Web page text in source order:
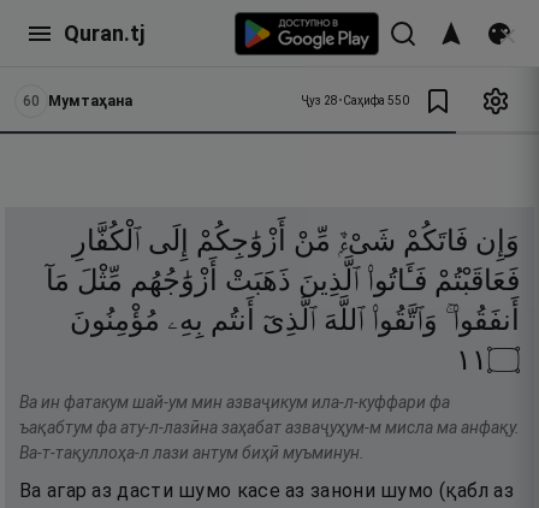
Quran.tj
60 Мумтаҳана Ҷуз 28•Саҳифа 550
وَإِن فَاتَكُمْ شَىْءٌۭ مِّنْ أَزْوَٰجِكُمْ إِلَى ٱلْكُفَّارِ
فَعَاقَبْتُمْ فَـَٔاتُوا۟ ٱلَّذِينَ ذَهَبَتْ أَزْوَٰجُهُم مِّثْلَ مَآ
أَنفَقُوا۟ ۚ وَٱتَّقُوا۟ ٱللَّهَ ٱلَّذِىٓ أَنتُم بِهِۦ مُؤْمِنُونَ
۝١١
Ва ин фатакум шай-ум мин азваҷикум ила-л-куффари фа
ъақабтум фа ату-л-лазӣна заҳабат азваҷуҳум-м мисла ма анфақу.
Ва-т-тақуллоҳа-л лази антум биҳӣ муъминун.
Ва агар аз дасти шумо касе аз занони шумо (қабл аз